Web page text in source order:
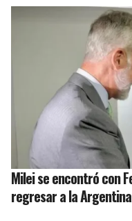
Milei se encontró con
regresar a la Argentina